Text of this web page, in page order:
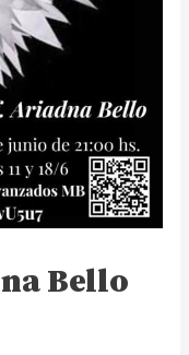
Bello